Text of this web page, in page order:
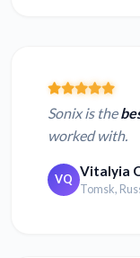
Sonix is the
worked with.
VQ Vitalyia
Tomsk,